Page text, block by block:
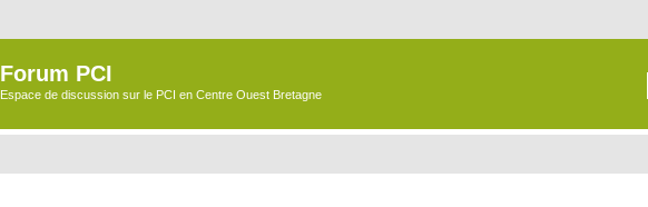
Forum PCI
Espace de discussion sur le PCI en Centre Ouest Bretagne